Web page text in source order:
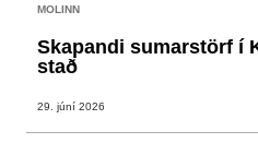
MOLINN
Skapandi sumarstörf í
stað
29. júní 2026